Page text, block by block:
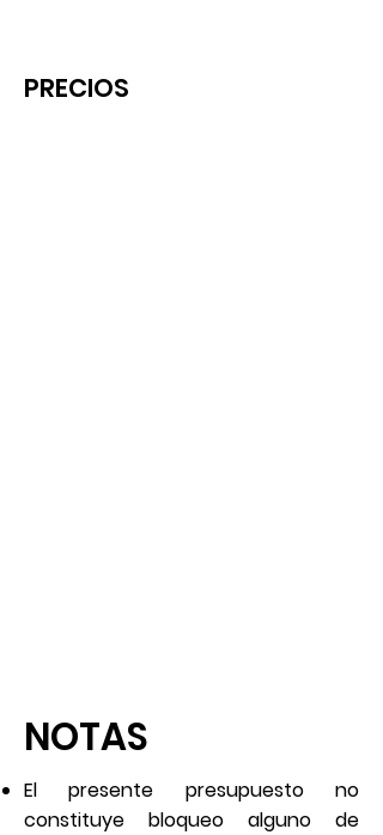
PRECIOS
NOTAS
El presente presupuesto no
constituye bloqueo alguno de